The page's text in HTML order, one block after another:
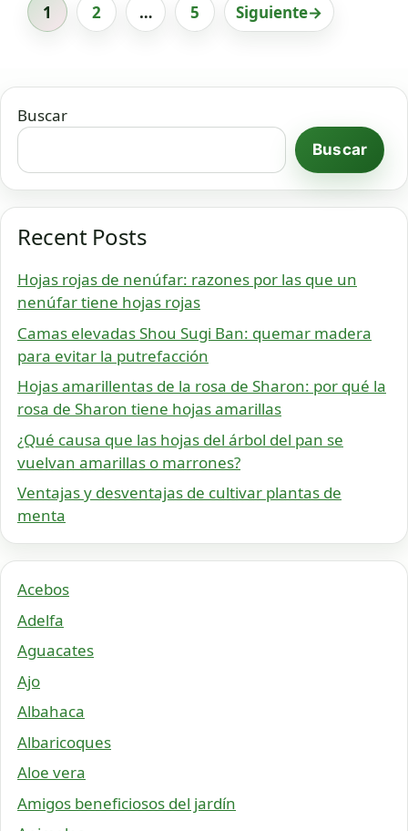
Página
1 Página
2 … Página
5 Siguiente→
Buscar
Buscar
Recent Posts
Hojas rojas de nenúfar: razones por las que un
nenúfar tiene hojas rojas
Camas elevadas Shou Sugi Ban: quemar madera
para evitar la putrefacción
Hojas amarillentas de la rosa de Sharon: por qué la
rosa de Sharon tiene hojas amarillas
¿Qué causa que las hojas del árbol del pan se
vuelvan amarillas o marrones?
Ventajas y desventajas de cultivar plantas de
menta
Acebos
Adelfa
Aguacates
Ajo
Albahaca
Albaricoques
Aloe vera
Amigos beneficiosos del jardín